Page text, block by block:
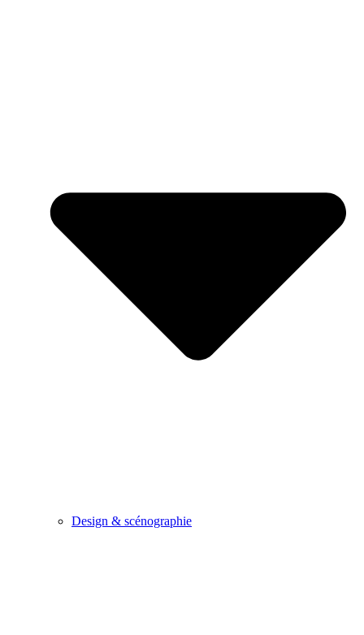
Design & scénographie